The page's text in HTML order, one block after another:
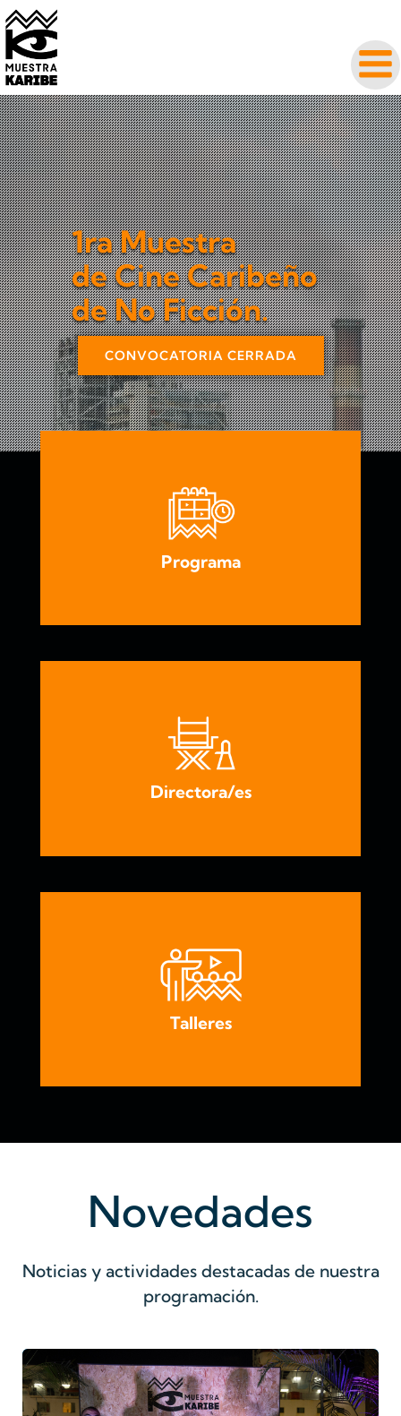
1ra Muestra
de Cine Caribeño
de No Ficción.
CONVOCATORIA CERRADA
Programa
Directora/es
Talleres
Novedades
Noticias y actividades destacadas de nuestra
programación.